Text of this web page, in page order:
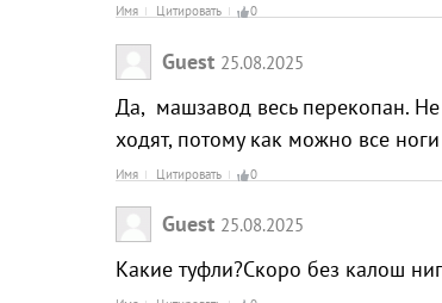
Имя Цитировать 0
Guest 25.08.2025
Да, машзавод весь перекопан.
ходят, потому как можно все
Имя Цитировать 0
Guest 25.08.2025
Какие туфли?Скоро без калош